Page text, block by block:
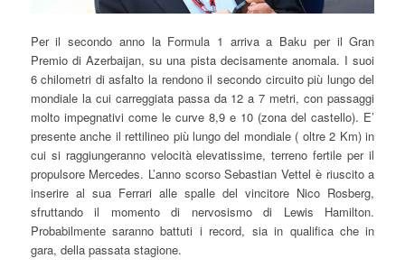
Per il secondo anno la Formula 1 arriva a Baku per il Gran
Premio di Azerbaijan, su una pista decisamente anomala. I suoi
6 chilometri di asfalto la rendono il secondo circuito più lungo del
mondiale la cui carreggiata passa da 12 a 7 metri, con passaggi
molto impegnativi come le curve 8,9 e 10 (zona del castello). E’
presente anche il rettilineo più lungo del mondiale ( oltre 2 Km) in
cui si raggiungeranno velocità elevatissime, terreno fertile per il
propulsore Mercedes. L’anno scorso Sebastian Vettel è riuscito a
inserire al sua Ferrari alle spalle del vincitore Nico Rosberg,
sfruttando il momento di nervosismo di Lewis Hamilton.
Probabilmente saranno battuti i record, sia in qualifica che in
gara, della passata stagione.